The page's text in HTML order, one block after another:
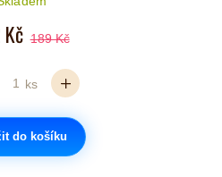
189 Kč
ks
do košíku